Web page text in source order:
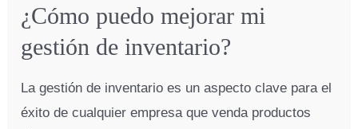
¿Cómo puedo mejorar mi
gestión de inventario?
La gestión de inventario es un aspecto clave para el
éxito de cualquier empresa que venda productos